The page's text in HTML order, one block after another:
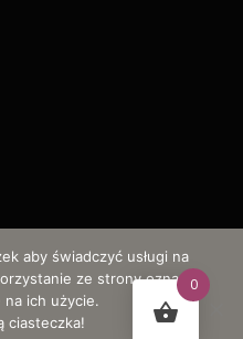
- szydełkowe wzory,
0
aby świadczyć usługi na
ze strony oznacza,
na ich użycie.
ciasteczka!